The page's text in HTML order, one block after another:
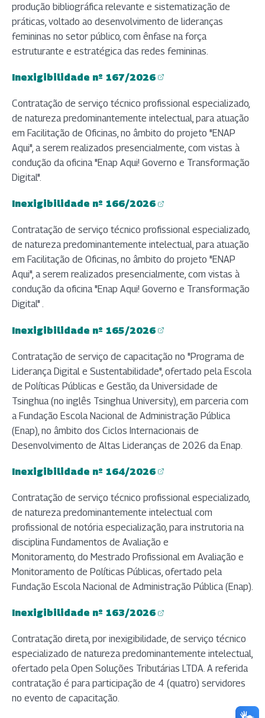
produção bibliográfica relevante e sistematização de
práticas, voltado ao desenvolvimento de lideranças
femininas no setor público, com ênfase na força
estruturante e estratégica das redes femininas.
Inexigibilidade nº 167/2026
(abre em nova aba)
Contratação de serviço técnico profissional especializado,
de natureza predominantemente intelectual, para atuação
em Facilitação de Oficinas, no âmbito do projeto "ENAP
Aqui", a serem realizados presencialmente, com vistas à
condução da oficina "Enap Aqui! Governo e Transformação
Digital".
Inexigibilidade nº 166/2026
(abre em nova aba)
Contratação de serviço técnico profissional especializado,
de natureza predominantemente intelectual, para atuação
em Facilitação de Oficinas, no âmbito do projeto "ENAP
Aqui", a serem realizados presencialmente, com vistas à
condução da oficina "Enap Aqui! Governo e Transformação
Digital" .
Inexigibilidade nº 165/2026
(abre em nova aba)
Contratação de serviço de capacitação no "Programa de
Liderança Digital e Sustentabilidade", ofertado pela Escola
de Políticas Públicas e Gestão, da Universidade de
Tsinghua (no inglês Tsinghua University), em parceria com
a Fundação Escola Nacional de Administração Pública
(Enap), no âmbito dos Ciclos Internacionais de
Desenvolvimento de Altas Lideranças de 2026 da Enap.
Inexigibilidade nº 164/2026
(abre em nova aba)
Contratação de serviço técnico profissional especializado,
de natureza predominantemente intelectual com
profissional de notória especialização, para instrutoria na
disciplina Fundamentos de Avaliação e
Monitoramento, do Mestrado Profissional em Avaliação e
Monitoramento de Políticas Públicas, ofertado pela
Fundação Escola Nacional de Administração Pública (Enap).
Inexigibilidade nº 163/2026
(abre em nova aba)
Contratação direta, por inexigibilidade, de serviço técnico
especializado de natureza predominantemente intelectual,
ofertado pela Open Soluções Tributárias LTDA. A referida
contratação é para participação de 4 (quatro) servidores
no evento de capacitação.